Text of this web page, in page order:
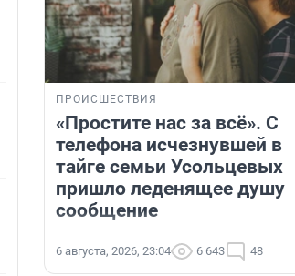
ПРОИСШЕСТВИЯ
«Простите нас за всё». С
телефона исчезнувшей в
тайге семьи Усольцевых
пришло леденящее душу
сообщение
6 августа, 2026, 23:04 6 643 48